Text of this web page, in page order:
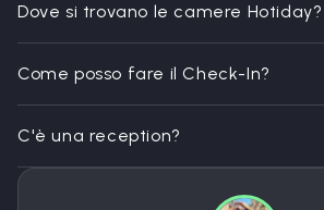
Dove si trovano le camere Hotiday?
Come posso fare il Check-In?
C'è una reception?